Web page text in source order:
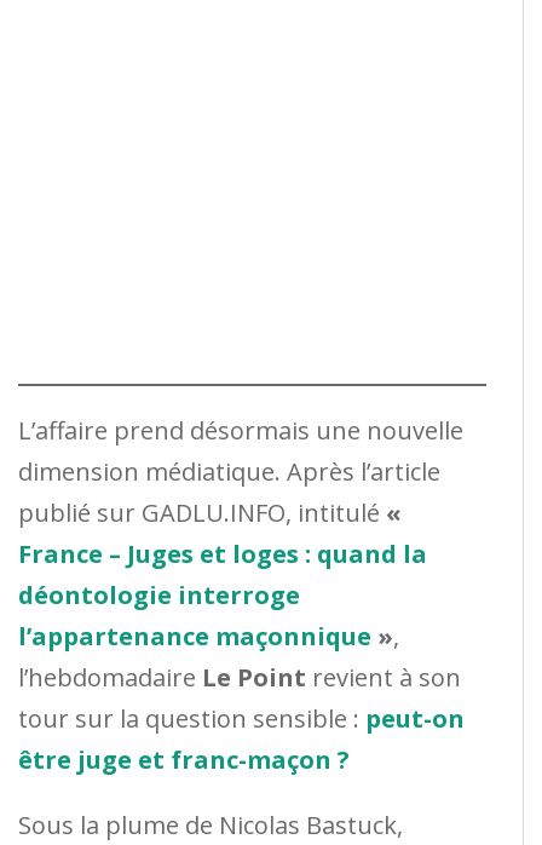
L’affaire prend désormais une nouvelle
dimension médiatique. Après l’article
publié sur GADLU.INFO, intitulé «
France – Juges et loges : quand la
déontologie interroge
l’appartenance maçonnique »,
l’hebdomadaire Le Point revient à son
tour sur la question sensible : peut-on
être juge et franc-maçon ?
Sous la plume de Nicolas Bastuck,